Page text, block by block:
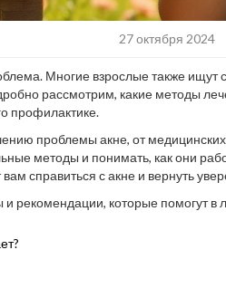
27 октября 2024
Многие взрослые также ищут
рассмотрим, какие методы
профилактике.
проблемы акне, от
методы и понимать, как они
справиться с акне и вернуть
рекомендации, которые помогут